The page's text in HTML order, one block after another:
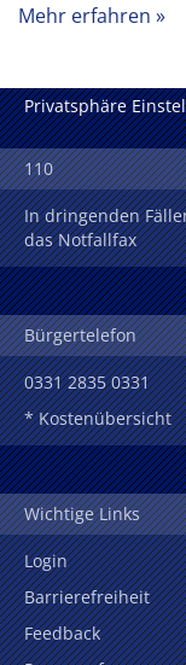
Mehr erfahren
Privatsphäre
110
In dringenden
das Notfallfax
Bürgertelefon
0331 2835 0331
* Kostenübersicht
Wichtige Links
Login
Barrierefreiheit
Feedback